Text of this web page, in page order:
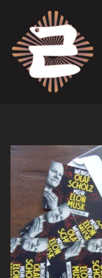
Zum
Inhalt
springen